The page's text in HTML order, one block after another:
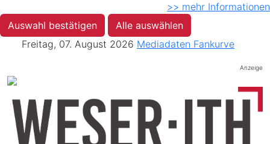
>> mehr Informationen
Auswahl bestätigen
Alle auswählen
Freitag, 07. August 2026 Mediadaten Fankurve
Anzeige